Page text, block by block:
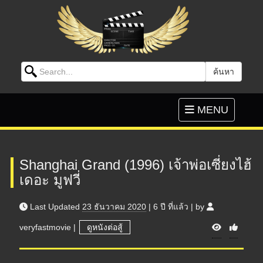
Search for: ค้นหา
Toggle
navigation
MENU
Shanghai Grand (1996) เจ้าพ่อเซี่ยงไฮ้
เดอะ มูฟวี่
Last Updated 23 ธันวาคม 2020 | 6 ปี ที่แล้ว | by
veryfastmovie | ดูหนังต่อสู้ V
i